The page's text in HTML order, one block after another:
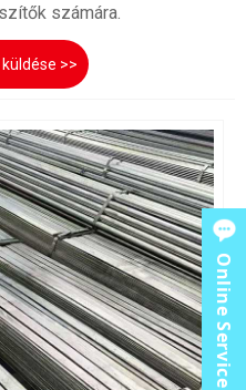
számára.
>>
Online Service